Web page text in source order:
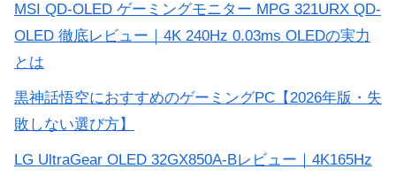
MSI QD-OLED ゲーミングモニター MPG 321URX QD-
OLED 徹底レビュー｜4K 240Hz 0.03ms OLEDの実力
とは
黒神話悟空におすすめのゲーミングPC【2026年版・失
敗しない選び方】
LG UltraGear OLED 32GX850A-Bレビュー｜4K165Hz